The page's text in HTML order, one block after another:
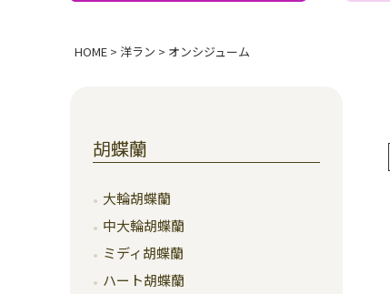
HOME 洋ラン オンシジューム
胡蝶蘭
大輪胡蝶蘭
中大輪胡蝶蘭
ミディ胡蝶蘭
ハート胡蝶蘭